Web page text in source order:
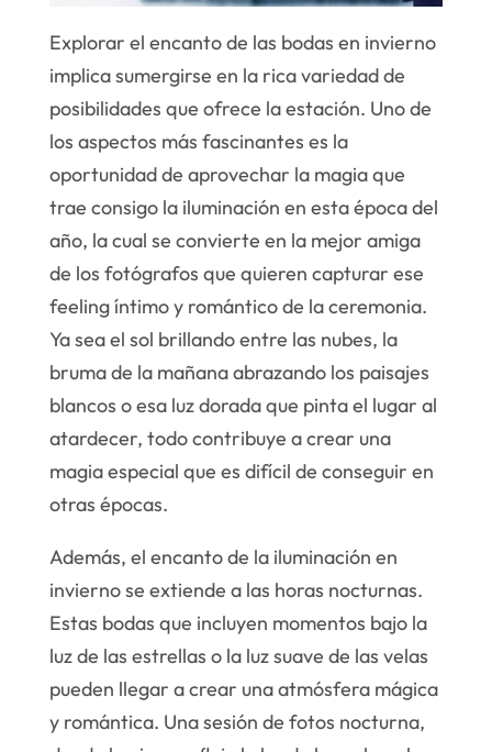
Explorar el encanto de las bodas en invierno
implica sumergirse en la rica variedad de
posibilidades que ofrece la estación. Uno de
los aspectos más fascinantes es la
oportunidad de aprovechar la magia que
trae consigo la iluminación en esta época del
año, la cual se convierte en la mejor amiga
de los fotógrafos que quieren capturar ese
feeling íntimo y romántico de la ceremonia.
Ya sea el sol brillando entre las nubes, la
bruma de la mañana abrazando los paisajes
blancos o esa luz dorada que pinta el lugar al
atardecer, todo contribuye a crear una
magia especial que es difícil de conseguir en
otras épocas.
Además, el encanto de la iluminación en
invierno se extiende a las horas nocturnas.
Estas bodas que incluyen momentos bajo la
luz de las estrellas o la luz suave de las velas
pueden llegar a crear una atmósfera mágica
y romántica. Una sesión de fotos nocturna,